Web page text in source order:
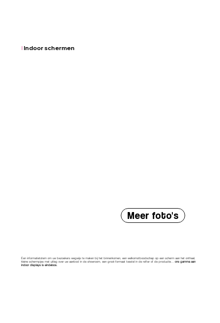
Een informatietotem om uw bezoekers wegwijs te maken bij het binnenkomen, een welkomstboodschap op een scherm aan het onthaal,
kleine schermpjes met uitleg over uw aanbod in de showroom, een groot-formaat toestel in de refter of de productie…ons gamma aan
indoor displays is eindeloos.
I Indoor schermen
Meer foto's